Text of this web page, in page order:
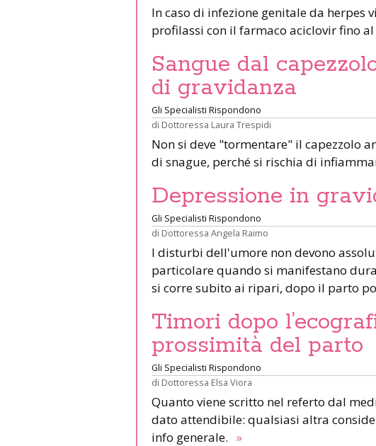
In caso di infezione genitale da herpes
profilassi con il farmaco aciclovir fino
Sangue dal
di gravidanza
Gli Specialisti Rispondono
di Dottoressa Laura Trespidi
Non si deve "tormentare" il capezzolo
di snague, perché si rischia di
Depressione in
Gli Specialisti Rispondono
di Dottoressa Angela Raimo
I disturbi dell'umore non devono
particolare quando si manifestano
si corre subito ai ripari, dopo il parto
Timori dopo
prossimità del parto
Gli Specialisti Rispondono
di Dottoressa Elsa Viora
Quanto viene scritto nel referto dal
dato attendibile: qualsiasi altra
info generale. »